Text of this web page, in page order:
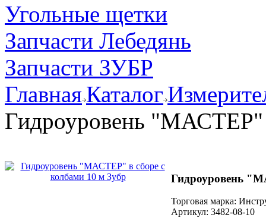
Угольные щетки
Запчасти Лебедянь
Запчасти ЗУБР
ГлавнаяКаталог
Гидроуровень "МАСТЕР"
Гидроуровень
Торговая марка:
Артикул: 3482-08-10